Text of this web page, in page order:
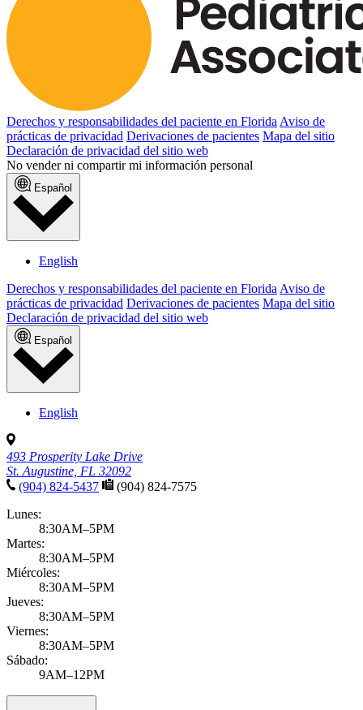
Derechos y responsabilidades del paciente en Florida Aviso de
prácticas de privacidad Derivaciones de pacientes Mapa del sitio
Declaración de privacidad del sitio web
No vender ni compartir mi información personal
Español
English
Derechos y responsabilidades del paciente en Florida Aviso de
prácticas de privacidad Derivaciones de pacientes Mapa del sitio
Declaración de privacidad del sitio web
Español
English
493 Prosperity Lake Drive
St. Augustine, FL 32092
(904) 824-5437
(904) 824-7575
Lunes:
8:30AM–5PM
Martes:
8:30AM–5PM
Miércoles:
8:30AM–5PM
Jueves:
8:30AM–5PM
Viernes:
8:30AM–5PM
Sábado:
9AM–12PM